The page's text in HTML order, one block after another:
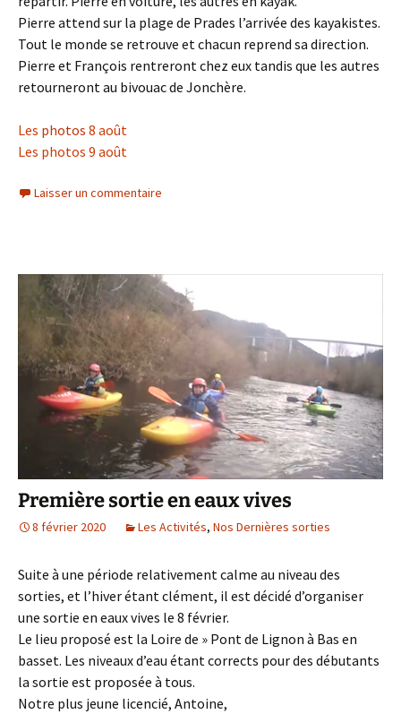
Pierre attend sur la plage de Prades l’arrivée des kayakistes.
Tout le monde se retrouve et chacun reprend sa direction.
Pierre et François rentreront chez eux tandis que les autres
retourneront au bivouac de Jonchère.
Les photos 8 août
Les photos 9 août
Laisser un commentaire
Première sortie en eaux vives
8 février 2020 Les Activités, Nos Dernières sorties
Suite à une période relativement calme au niveau des
sorties, et l’hiver étant clément, il est décidé d’organiser
une sortie en eaux vives le 8 février.
Le lieu proposé est la Loire de » Pont de Lignon à Bas en
basset. Les niveaux d’eau étant corrects pour des débutants
la sortie est proposée à tous.
Notre plus jeune licencié, Antoine,